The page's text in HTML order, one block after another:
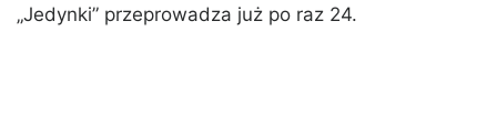
„Jedynki” przeprowadza już po raz 24.